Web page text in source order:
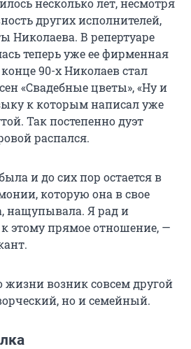
несколько лет, несмотря
других исполнителей,
Николаева. В репертуаре
теперь уже ее фирменная
90-х Николаев стал
«Свадебные цветы», «Ну и
к которым написал уже
Так постепенно дуэт
распался.
и до сих пор остается в
которую она в свое
нащупывала. Я рад и
этому прямое отношение, —
жизни возник совсем другой
но и семейный.